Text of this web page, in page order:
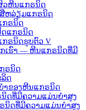
ວຫີນແກຣນິດ
ຫລ່ຽມແກຣນິດ
ກຣນິດ
ແກຣນິດ
ຣນິດຮູບຕົວ V
ເຮົາ — ຫີນແກຣນິດທີ່ມີ
ຣນິດ
ດ
າຂອງຫີນແກຣນິດ
ນິດທີ່ມີຄວາມແມ່ນຍໍາສູງ
ນິດທີ່ມີຄວາມແມ່ນຍໍາສູງ